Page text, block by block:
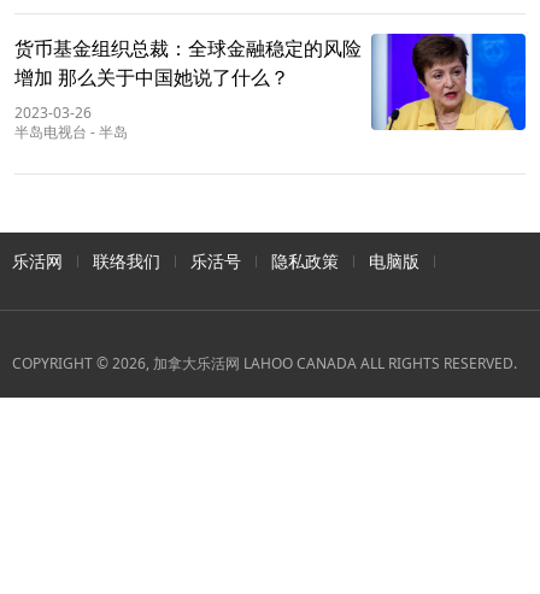
货币基金组织总裁：全球金融稳定的风险
增加 那么关于中国她说了什么？
2023-03-26
半岛电视台 -半岛
乐活网 联络我们 乐活号 隐私政策 电脑版
COPYRIGHT © 2026, 加拿大乐活网 LAHOO CANADA ALL RIGHTS RESERVED.